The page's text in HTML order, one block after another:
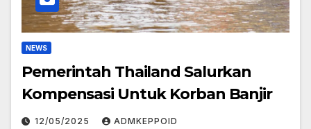
NEWS
Pemerintah Thailand Salurkan
Kompensasi Untuk Korban Banjir
12/05/2025 ADMKEPPOID